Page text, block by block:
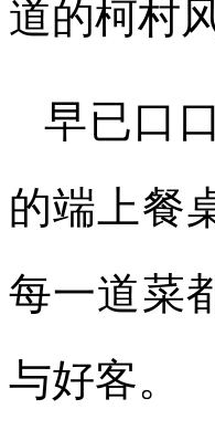
道的柯村
早已口
的端上餐
每一道菜
与好客。